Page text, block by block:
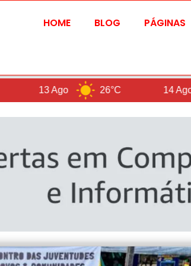
HOME BLOG PÁGINAS
26°C 14 Ago 28°C